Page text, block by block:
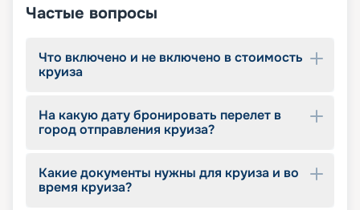
Частые вопросы
Что включено и не включено в стоимость
круиза
На какую дату бронировать перелет в
город отправления круиза?
Какие документы нужны для круиза и во
время круиза?